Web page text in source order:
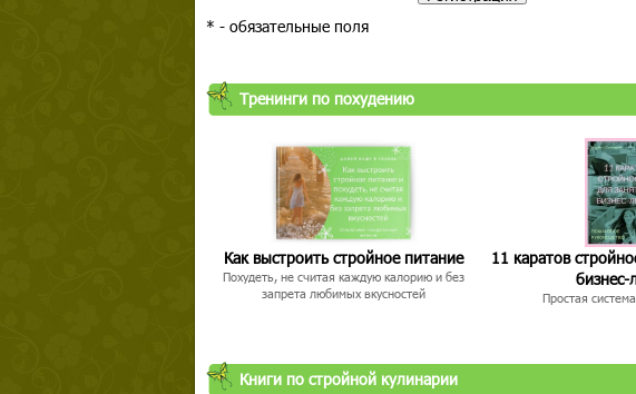
* - обязательные поля
Тренинги по похудению
Как выстроить стройное питание
Похудеть, не считая каждую калорию и без
запрета любимых вкусностей
11 каратов
бизнес-
Простая
Книги по стройной кулинарии